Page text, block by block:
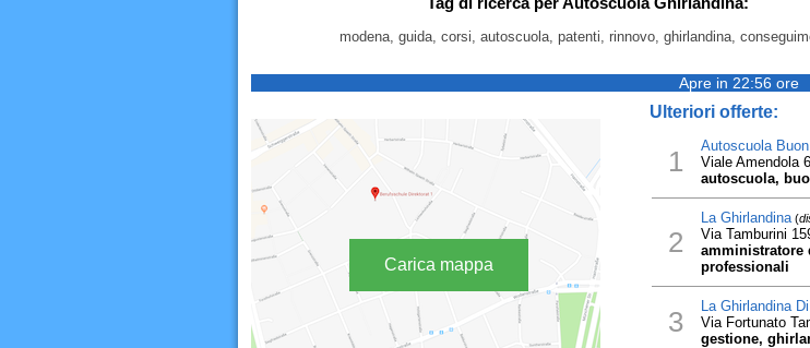
modena, guida, corsi, autoscuola, patenti, rinnovo, ghirlandina,
Apre in 22:56 ore
Carica mappa
Ulteriori offerte:
1 Autoscuola
Viale Amendola
autoscuola,
2
La Ghirlandina(
Via Tamburini
professionali
3 La Ghirlandina
Via Fortunato
gestione,